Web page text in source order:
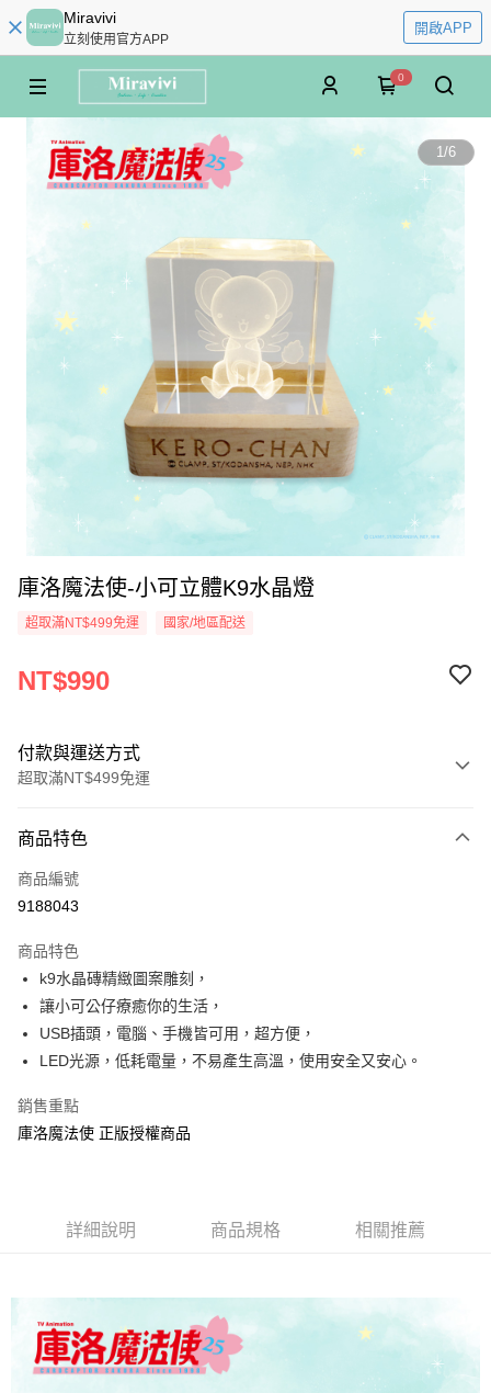
Miravivi
立刻使用官方APP
開啟APP
0
1/6
庫洛魔法使-小可立體K9水晶燈
超取滿NT$499免運 國家/地區配送
NT$990
付款與運送方式
超取滿NT$499免運
信用卡一次付款
超商取貨付款
Apple Pay
街口支付
悠遊付
AFTEE先享後付
相關說明
２．便利：只要手機號碼，簡訊認證，即可結帳。
結帳頁面，進行簡訊認證並確認金額後，即可完成結帳。
２．訂單成立數日內，您將收到繳費通知簡訊。
３．收到繳費通知簡訊後14天內，點擊此簡訊中的連結，可透過四大超商／
ATM／網路銀行／等多元方式進行付款，方視為交易完成。
付款後全家取貨
每筆NT$60，滿NT$499(含以上)免運費
商品特色
商品編號
9188043
商品特色
k9水晶磚精緻圖案雕刻，
讓小可公仔療癒你的生活，
USB插頭，電腦、手機皆可用，超方便，
LED光源，低耗電量，不易產生高溫，使用安全又安心。
銷售重點
庫洛魔法使 正版授權商品
詳細說明 商品規格 相關推薦